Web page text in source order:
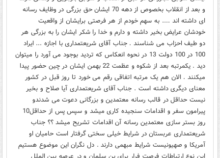
و بعد از انقلاب بخصوص از دهه 70 ایشان حق بزرگی در وظایف رسانه
ای داشته اند .... به سهم خودم از هر فرصتی برایشان از واقعیت
خودشان عرایض بخیر داشته و دارم و خدا را شکر ایشان را به بزرگی هر
دو طیف احزاب می شناسند . جناب آقای شریعتمداری با اجازه ... ایراد
100 در 100 دولت 13 در نحوه انعکاس که تردید بوجود می آورد را میتوان
دید . یکمرتبه بعد از شکوه و عظمت 22 بهمن ایشان در چین حضور پیدا
میکنند . الان هم یک مرتبه اتفاقی رقم می خورد تا روز قبل در کشور
معنای دیگری داشته است . جناب آقای شریعتمداری آیا صلاح و بخیر
نیست حداقل در قالب رسانه معتمدین و بزرگانی دعوت می شدندو
پیرامون سفر و اقدامات سنجیده کاری میشد و سپس پس از حداقل10
روز بستر سازی معتمدین رسانه آن اقدامات تشریح میشد ؟؟ جناب
شریعتمداری عربستان در شرایط خیلی سختی گرفتار است حامیان او
آمریکا و صهیونیست شرایط مبهمی دارند . دل نگران این موضوع هستیم